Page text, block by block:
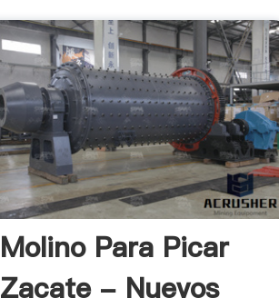
Molino Para Picar
Zacate - Nuevos